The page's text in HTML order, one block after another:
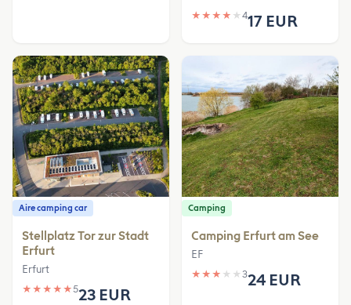
★ ★ ★ ★ ★ 417 EUR
Aire camping car
Stellplatz Tor zur Stadt
Erfurt
Erfurt
★ ★ ★ ★ ★523 EUR
Camping
Camping Erfurt am See
EF
★ ★ ★ ★ ★ 324 EUR